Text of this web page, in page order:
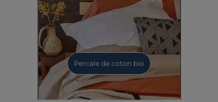
Percale de coton bio